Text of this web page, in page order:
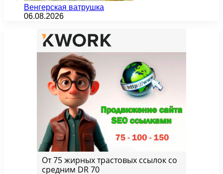
Венгерская ватрушка
06.08.2026